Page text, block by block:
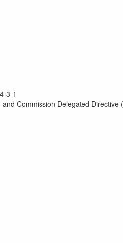
3-1
Commission Delegated Directive